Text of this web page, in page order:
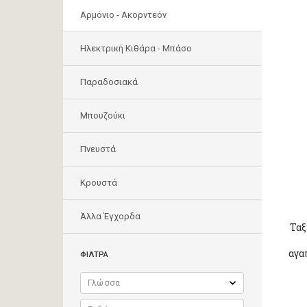
Αρμόνιο - Ακορντεόν
Ηλεκτρική Κιθάρα - Μπάσο
Παραδοσιακά
Μπουζούκι
Πνευστά
Κρουστά
Άλλα Έγχορδα
ΦΙΛΤΡΑ